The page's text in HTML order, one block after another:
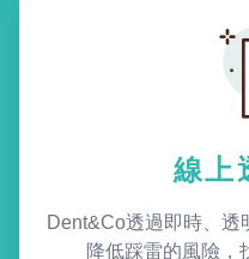
線上
Dent&Co透過即時、透
降低踩雷的風險，